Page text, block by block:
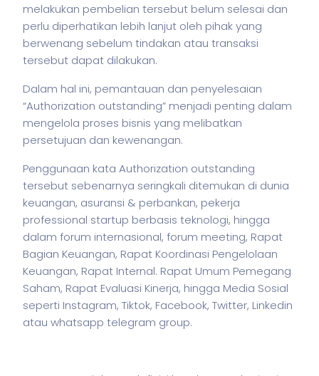
melakukan pembelian tersebut belum selesai dan
perlu diperhatikan lebih lanjut oleh pihak yang
berwenang sebelum tindakan atau transaksi
tersebut dapat dilakukan.
Dalam hal ini, pemantauan dan penyelesaian
“Authorization outstanding” menjadi penting dalam
mengelola proses bisnis yang melibatkan
persetujuan dan kewenangan.
Penggunaan kata Authorization outstanding
tersebut sebenarnya seringkali ditemukan di dunia
keuangan, asuransi & perbankan, pekerja
professional startup berbasis teknologi, hingga
dalam forum internasional, forum meeting, Rapat
Bagian Keuangan, Rapat Koordinasi Pengelolaan
Keuangan, Rapat Internal. Rapat Umum Pemegang
Saham, Rapat Evaluasi Kinerja, hingga Media Sosial
seperti Instagram, Tiktok, Facebook, Twitter, Linkedin
atau whatsapp telegram group.